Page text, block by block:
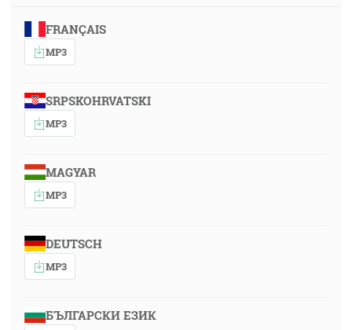
FRANÇAIS
MP3
SRPSKOHRVATSKI
MP3
MAGYAR
MP3
DEUTSCH
MP3
БЪЛГАРСКИ ЕЗИК